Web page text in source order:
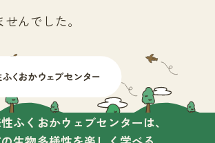
んでした。
ふくおかウェブセンターは、